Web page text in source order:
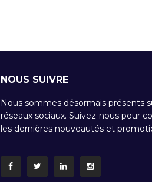
NOUS SUIVRE
Nous sommes désormais présents
réseaux sociaux. Suivez-nous pour
les dernières nouveautés et